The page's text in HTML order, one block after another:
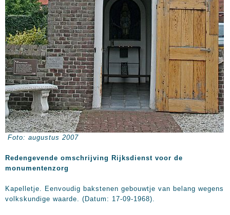
Foto: augustus 2007
Redengevende omschrijving Rijksdienst voor de
monumentenzorg
Kapelletje. Eenvoudig bakstenen gebouwtje van belang wegens
volkskundige waarde. (Datum: 17-09-1968).